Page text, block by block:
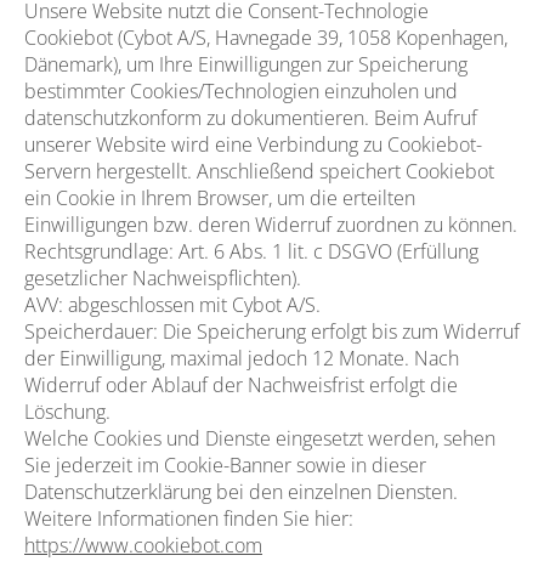
Unsere Website nutzt die Consent-Technologie
Cookiebot (Cybot A/S, Havnegade 39, 1058 Kopenhagen,
Dänemark), um Ihre Einwilligungen zur Speicherung
bestimmter Cookies/Technologien einzuholen und
datenschutzkonform zu dokumentieren. Beim Aufruf
unserer Website wird eine Verbindung zu Cookiebot-
Servern hergestellt. Anschließend speichert Cookiebot
ein Cookie in Ihrem Browser, um die erteilten
Einwilligungen bzw. deren Widerruf zuordnen zu können.
Rechtsgrundlage: Art. 6 Abs. 1 lit. c DSGVO (Erfüllung
gesetzlicher Nachweispflichten).
AVV: abgeschlossen mit Cybot A/S.
Speicherdauer: Die Speicherung erfolgt bis zum Widerruf
der Einwilligung, maximal jedoch 12 Monate. Nach
Widerruf oder Ablauf der Nachweisfrist erfolgt die
Löschung.
Welche Cookies und Dienste eingesetzt werden, sehen
Sie jederzeit im Cookie-Banner sowie in dieser
Datenschutzerklärung bei den einzelnen Diensten.
Weitere Informationen finden Sie hier:
https://www.cookiebot.com